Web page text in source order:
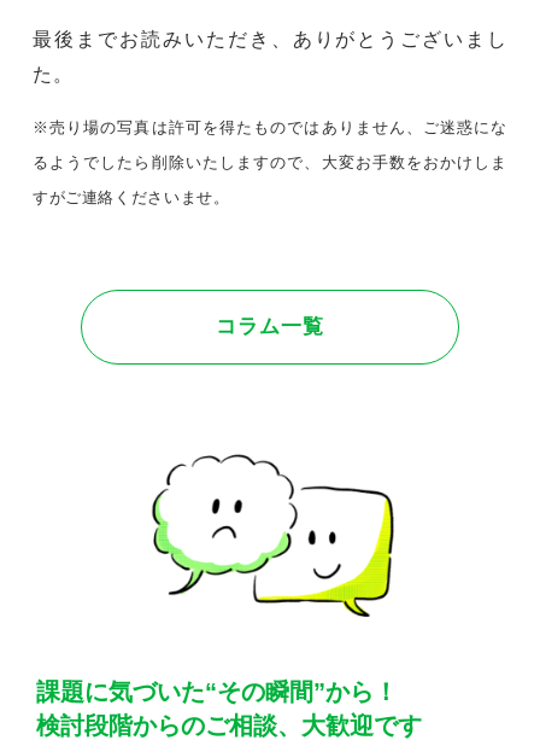
最後までお読みいただき、ありがとうございまし
た。
※売り場の写真は許可を得たものではありません、ご迷惑にな
るようでしたら削除いたしますので、大変お手数をおかけしま
すがご連絡くださいませ。
コラム一覧
課題に気づいた“その瞬間”から！
検討段階からのご相談、大歓迎です